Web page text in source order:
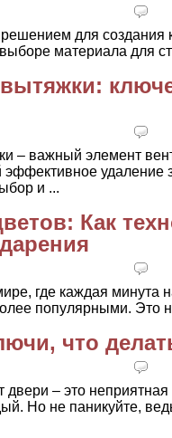
для создания
материала для
– важный элемент
удаление
и ...
Как
где каждая минута
популярными. Это
что
двери – это
Но не паникуйте,